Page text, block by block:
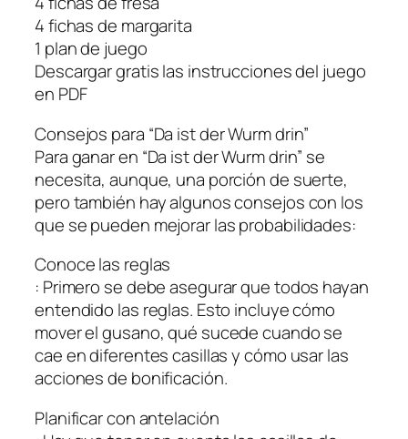
4 fichas de margarita
1 plan de juego
Descargar gratis las instrucciones del juego
en PDF
Consejos para “Da ist der Wurm drin”
Para ganar en “Da ist der Wurm drin” se
necesita, aunque, una porción de suerte,
pero también hay algunos consejos con los
que se pueden mejorar las probabilidades:
Conoce las reglas
: Primero se debe asegurar que todos hayan
entendido las reglas. Esto incluye cómo
mover el gusano, qué sucede cuando se
cae en diferentes casillas y cómo usar las
acciones de bonificación.
Planificar con antelación